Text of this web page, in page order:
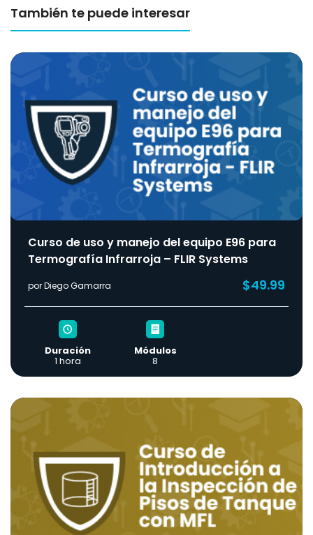
También te puede interesar
Curso de uso y manejo del equipo E96 para
Termografía Infrarroja – FLIR Systems
por Diego Gamarra $49.99
Duración
1 hora
Módulos
8